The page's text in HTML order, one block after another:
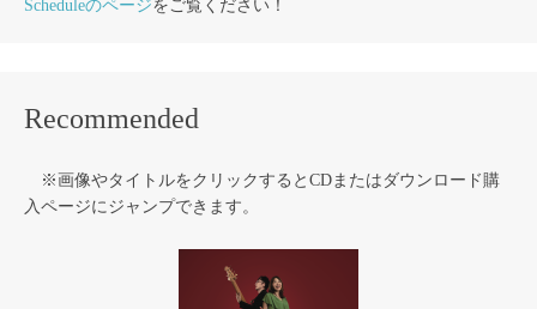
Scheduleのページをご覧ください！
Recommended
※画像やタイトルをクリックするとCDまたはダウンロード購
入ページにジャンプできます。